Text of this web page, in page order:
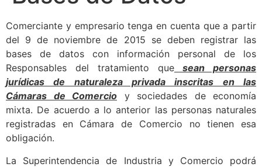
Comerciante y empresario tenga en cuenta que a partir
del 9 de noviembre de 2015 se deben registrar las
bases de datos con información personal de los
Responsables del tratamiento que sean personas
jurídicas de naturaleza privada inscritas en las
Cámaras de Comercio y sociedades de economía
mixta. De acuerdo a lo anterior las personas naturales
registradas en Cámara de Comercio no tienen esa
obligación.
La Superintendencia de Industria y Comercio podrá